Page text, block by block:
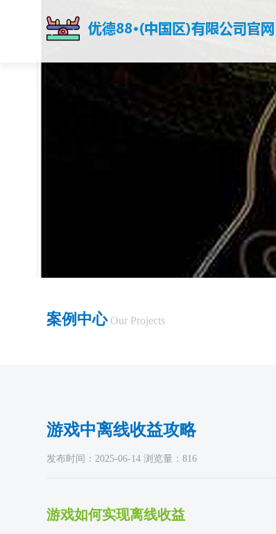
案例中心 Our Projects
游戏中离线收益攻略
发布时间：2025-06-14 浏览量：816
游戏如何实现离线收益